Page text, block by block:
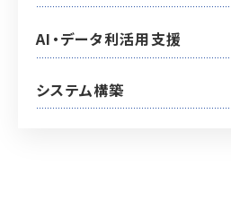
AI・データ利活用支援
システム構築